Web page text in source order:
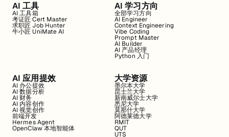
AI 工具
AI 工具箱
考证匠 Cert Master
求职匠 Job Hunter
牛小匠 UniMate AI
AI 学习方向
全部学习方向
AI Engineer
Context Engineering
Vibe Coding
Prompt Master
AI Builder
AI 产品经理
Python 入门
AI 应用提效
AI 办公提效
AI 数据分析
AI 财务
AI 内容创作
AI 视觉创作
前端开发
Hermes Agent
OpenClaw 本地智能体
大学资源
墨尔本大学
昆士兰大学
新南威尔士大学
悉尼大学
莫那什大学
阿德莱德大学
RMIT
QUT
UTS